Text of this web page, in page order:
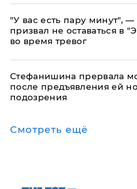
​"У вас есть пару минут",
призвал не оставаться в
во время тревог
Стефанишина прервала
после предъявления ей
подозрения
Смотреть ещё